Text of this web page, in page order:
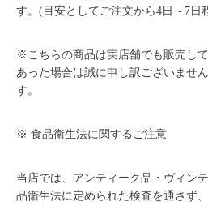
す。(目安としてご注文から4日～7日
※こちらの商品は実店舗でも販売し
あった場合は誠に申し訳ございませ
す。
※ 食品衛生法に関するご注意
当店では、アンティーク品・ヴィン
品衛生法に定められた検査を通さず